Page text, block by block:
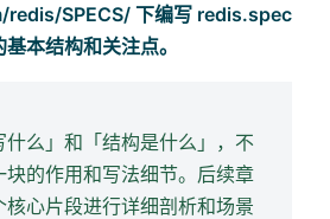
SPECS/ 下编写 redis.spec
本结构和关注点。
什么」和「结构是什么」，不
块的作用和写法细节。后续章
心片段进行详细剖析和场景